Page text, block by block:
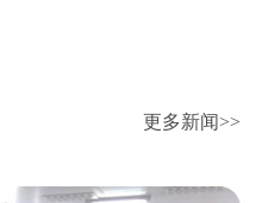
更多新闻>>